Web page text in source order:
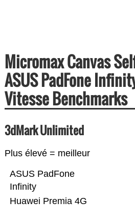
Micromax Canvas
ASUS PadFone
Vitesse Benchmarks
3dMark Unlimited
Plus élevé = meilleur
Huawei Premia 4G
ASUS PadFone
Infinity